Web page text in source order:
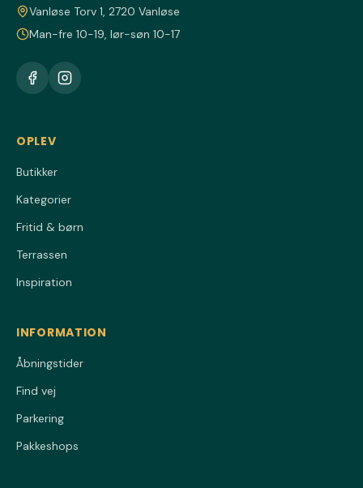
Vanløse Torv 1, 2720 Vanløse
Man-fre 10-19, lør-søn 10-17
OPLEV
Butikker
Kategorier
Fritid & børn
Terrassen
Inspiration
INFORMATION
Åbningstider
Find vej
Parkering
Pakkeshops